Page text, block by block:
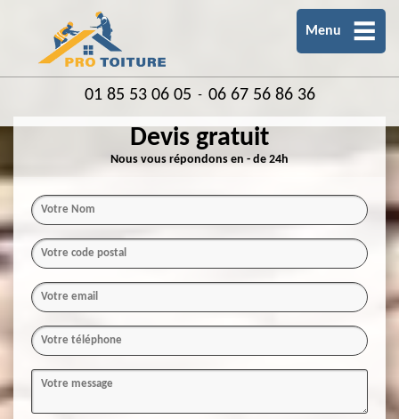
Menu
01 85 53 06 05 - 06 67 56 86 36
Devis gratuit
Nous vous répondons en - de 24h